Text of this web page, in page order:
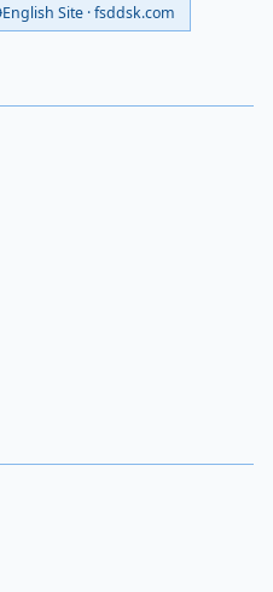
English Site · fsddsk.com